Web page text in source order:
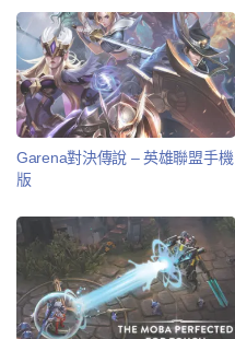
Garena對決傳說 – 英雄聯盟手機
版